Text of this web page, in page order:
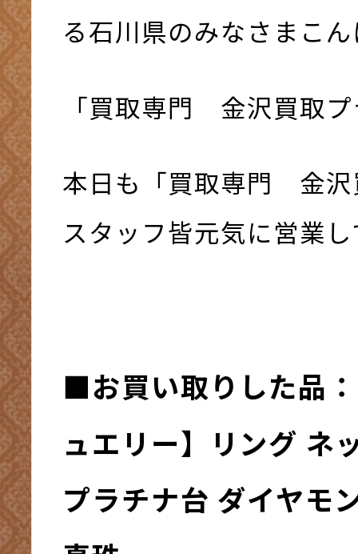
る石川県のみなさまこ
「買取専門 金沢買取
本日も「買取専門 金沢
スタッフ皆元気に営業
■お買い取りした品
ュエリー】リング ネ
プラチナ台 ダイヤモ